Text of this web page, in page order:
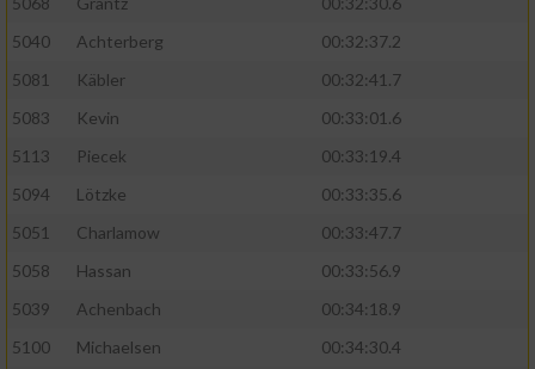
5040
Achterberg
00:32:37.2
5081
Käbler
00:32:41.7
5083
Kevin
00:33:01.6
5113
Piecek
00:33:19.4
5094
Lötzke
00:33:35.6
5051
Charlamow
00:33:47.7
5058
Hassan
00:33:56.9
5039
Achenbach
00:34:18.9
5100
Michaelsen
00:34:30.4